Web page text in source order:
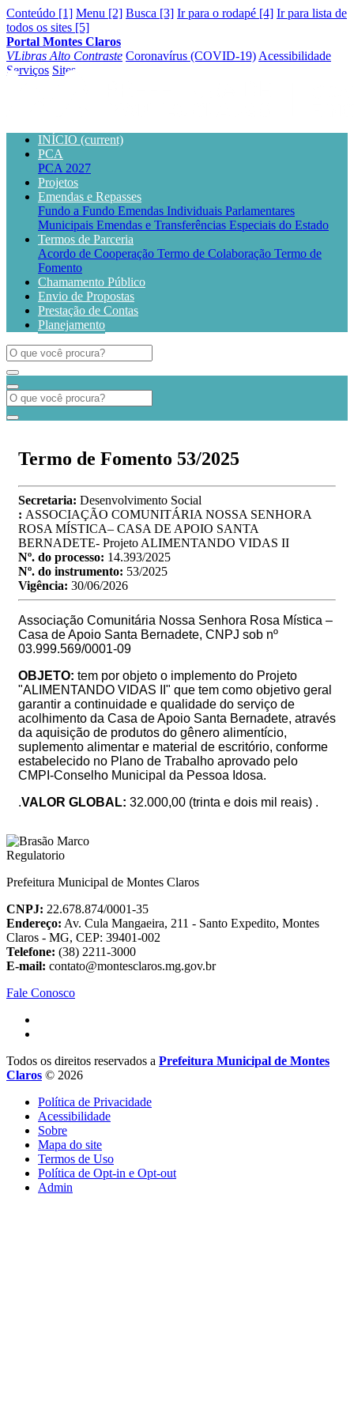
Conteúdo [1] Menu [2] Busca [3] Ir para o rodapé [4] Ir para lista de
todos os sites [5]
Portal Montes Claros
VLibras Alto Contraste Coronavírus (COVID-19) Acessibilidade
Serviços Sites
INÍCIO (current)
PCA
PCA 2027
Projetos
Emendas e Repasses
Fundo a Fundo Emendas Individuais Parlamentares
Municipais Emendas e Transferências Especiais do Estado
Termos de Parceria
Acordo de Cooperação Termo de Colaboração Termo de
Fomento
Chamamento Público
Envio de Propostas
Prestação de Contas
Planejamento
Termo de Fomento 53/2025
Secretaria: Desenvolvimento Social
: ASSOCIAÇÃO COMUNITÁRIA NOSSA SENHORA
ROSA MÍSTICA– CASA DE APOIO SANTA
BERNADETE- Projeto ALIMENTANDO VIDAS II
Nº. do processo: 14.393/2025
Nº. do instrumento: 53/2025
Vigência: 30/06/2026
Associação Comunitária Nossa Senhora Rosa Mística –
Casa de Apoio Santa Bernadete, CNPJ sob nº
03.999.569/0001-09
OBJETO: tem por objeto o implemento do Projeto
"ALIMENTANDO VIDAS II" que tem como objetivo geral
garantir a continuidade e qualidade do serviço de
acolhimento da Casa de Apoio Santa Bernadete, através
da aquisição de produtos do gênero alimentício,
suplemento alimentar e material de escritório, conforme
estabelecido no Plano de Trabalho aprovado pelo
CMPI-Conselho Municipal da Pessoa Idosa.
.VALOR GLOBAL: 32.000,00 (trinta e dois mil reais) .
Prefeitura Municipal de Montes Claros
CNPJ: 22.678.874/0001-35
Endereço: Av. Cula Mangaeira, 211 - Santo Expedito, Montes
Claros - MG, CEP: 39401-002
Telefone: (38) 2211-3000
E-mail: contato@montesclaros.mg.gov.br
Fale Conosco
Todos os direitos reservados a Prefeitura Municipal de Montes
Claros © 2026
Política de Privacidade
Acessibilidade
Sobre
Mapa do site
Termos de Uso
Política de Opt-in e Opt-out
Admin